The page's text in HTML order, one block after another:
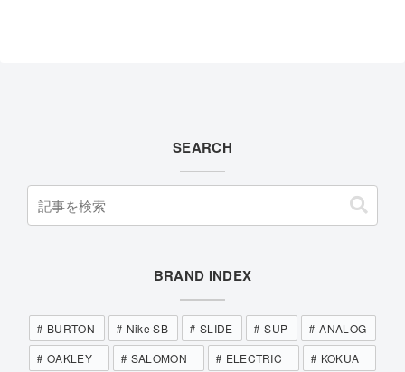
SEARCH
BRAND INDEX
BURTON Nike SB SLIDE SUP
ANALOG
OAKLEY
SALOMON ELECTRIC
KOKUA